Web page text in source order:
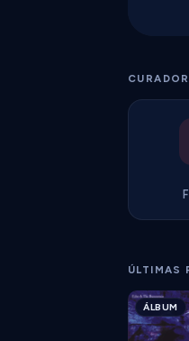
ÚLTIMAS
ÁLBUM